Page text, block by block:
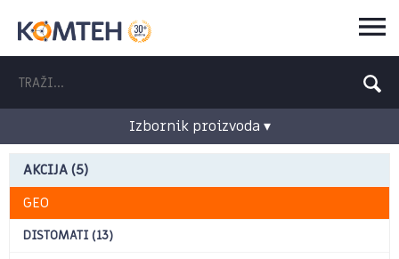
Izbornik proizvoda ▾
AKCIJA (5)
GEO
DISTOMATI (13)